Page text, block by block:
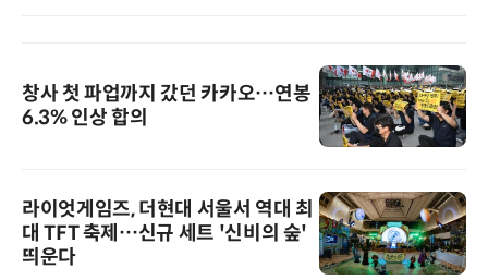
창사 첫 파업까지 갔던 카카오…연봉
6.3% 인상 합의
라이엇게임즈, 더현대 서울서 역대 최
대 TFT 축제…신규 세트 '신비의 숲'
띄운다